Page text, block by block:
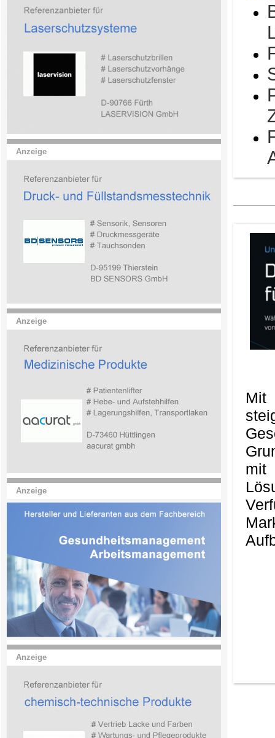
Anzeige
Anzeige
Anzeige
Anzeige
Mit
mit